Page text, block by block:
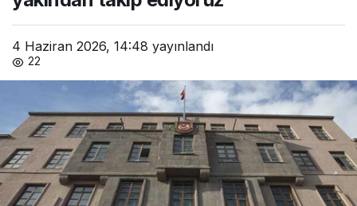
4 Haziran 2026, 14:48 yayınlandı
22